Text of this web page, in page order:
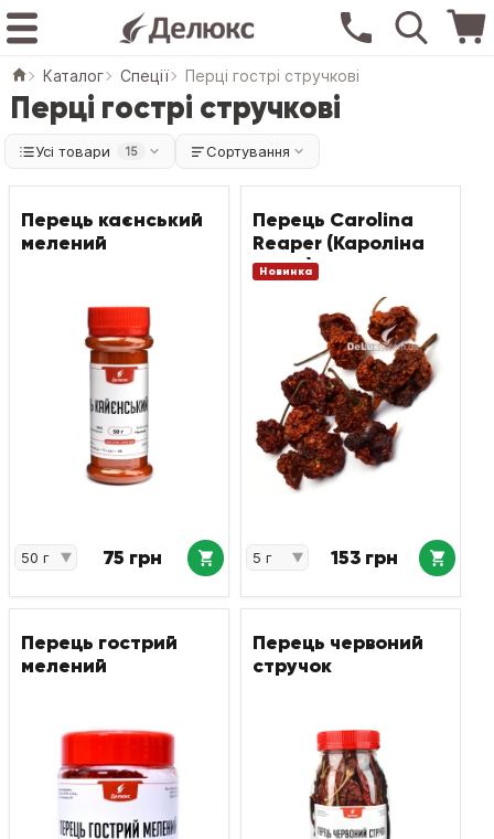
Каталог Спеції Перці гострі стручкові
Перці гострі стручкові
Усі товари 15 Сортування
Перець каєнський
мелений
75 грн
Перець Carolina
Reaper (Кароліна
Ріпер)
Новинка
153 грн
Перець гострий
мелений
Перець червоний
стручок